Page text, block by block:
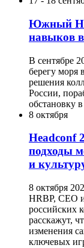
Южный
навыков
В сентябре
берегу моря
решения
России,
обстановку
8 октября
Headсonf
подходы
и
8 октября
HRBP, СЕО
российских
расскажут,
изменения
ключевых